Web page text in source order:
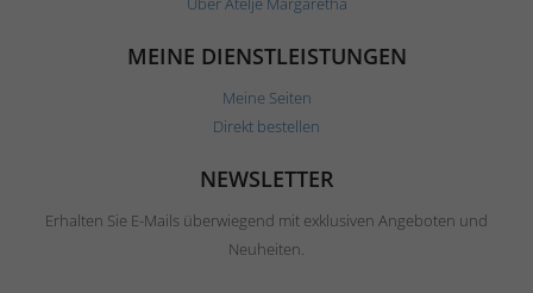
MEINE DIENSTLEISTUNGEN
Meine Seiten
Direkt bestellen
NEWSLETTER
Erhalten Sie E-Mails überwiegend mit exklusiven Angeboten und
Neuheiten.